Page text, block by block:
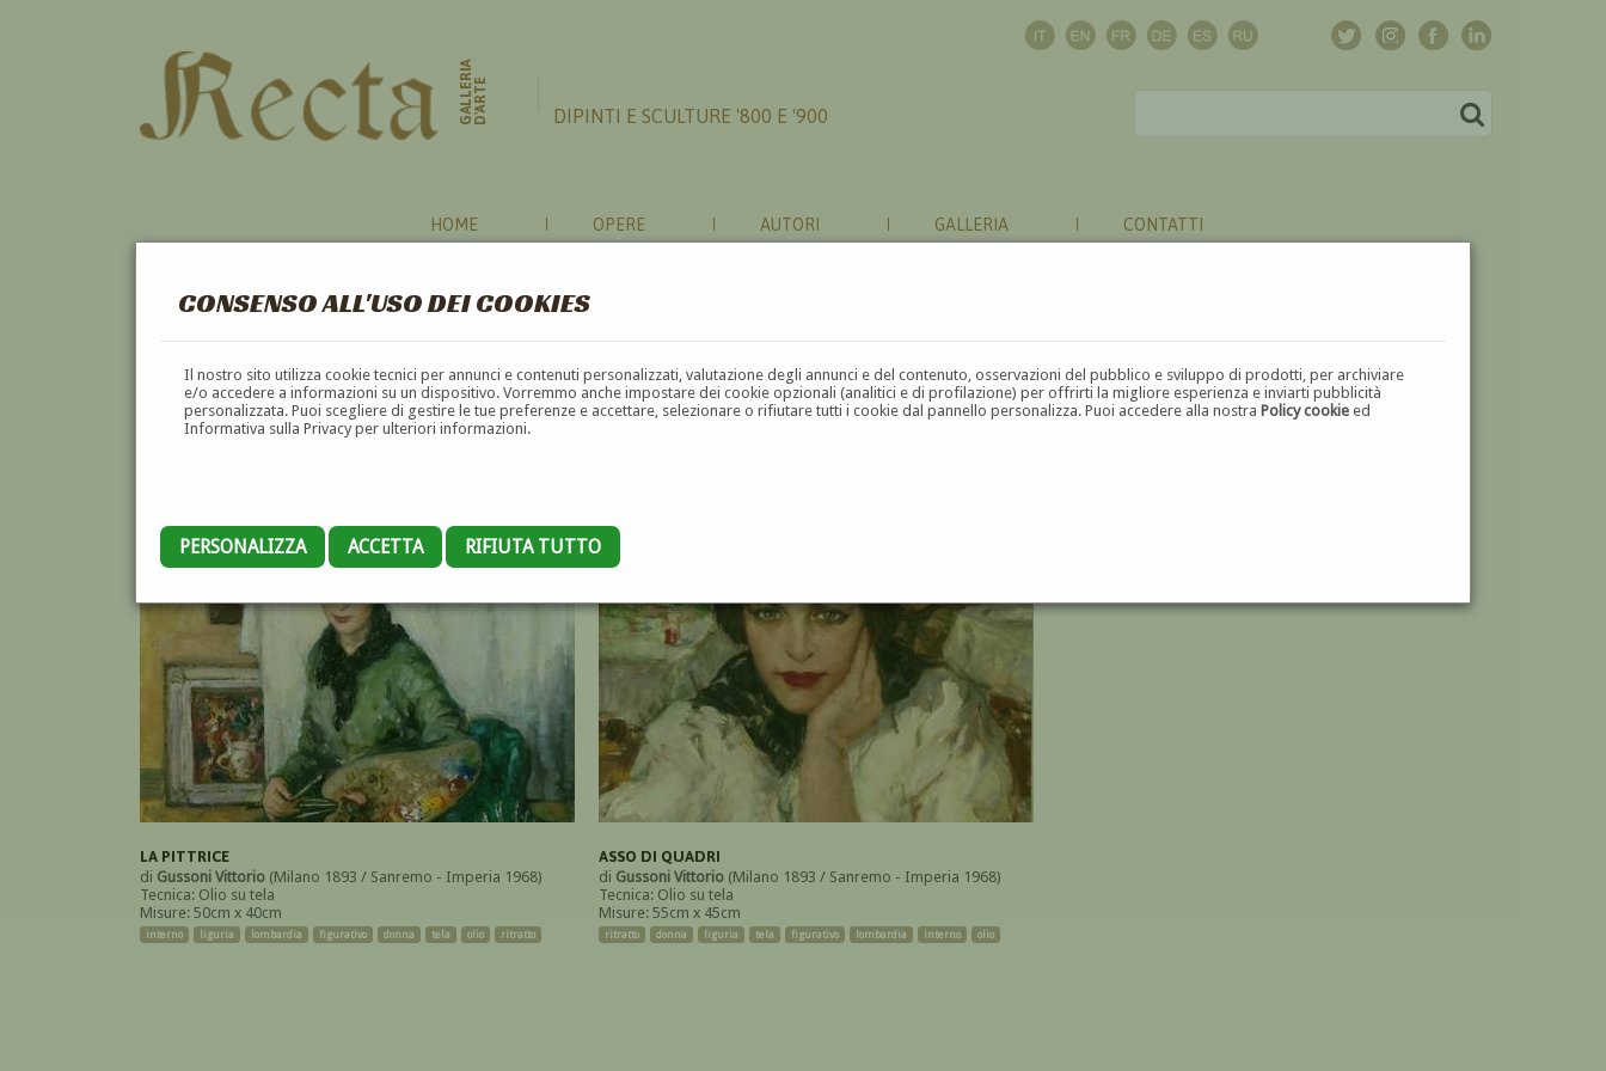
CONSENSO ALL'USO DEI COOKIES
Il nostro sito utilizza cookie tecnici per annunci e contenuti personalizzati, valutazione degli annunci e del contenuto, osservazioni del pubblico e sviluppo di prodotti, per archiviare
e/o accedere a informazioni su un dispositivo. Vorremmo anche impostare dei cookie opzionali (analitici e di profilazione) per offrirti la migliore esperienza e inviarti pubblicità
personalizzata. Puoi scegliere di gestire le tue preferenze e accettare, selezionare o rifiutare tutti i cookie dal pannello personalizza. Puoi accedere alla nostraPolicy cookie ed
Informativa sulla Privacy per ulteriori informazioni.
PERSONALIZZA ACCETTA RIFIUTA TUTTO
GALLERIAD'ARTE DIPINTI E SCULTURE '800 E '900
HOME OPERE AUTORI GALLERIA CONTATTI
RITRATTO
A B C D E F G H I J K L M N O P Q R S T U V W X Y Z ⬅
LA PITTRICE
di Gussoni Vittorio (Milano 1893 / Sanremo - Imperia 1968)
Tecnica: Olio su tela
Misure: 50cm x 40cm
interno liguria lombardia figurativo donna tela olio ritratto
ASSO DI QUADRI
di Gussoni Vittorio (Milano 1893 / Sanremo - Imperia 1968)
Tecnica: Olio su tela
Misure: 55cm x 45cm
ritratto donna liguria tela figurativo lombardia interno olio